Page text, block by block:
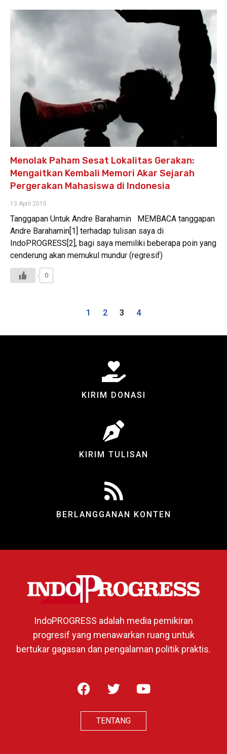
Menolak Paham Sesat Lokalitas Gerakan:
Mengaitkan Kembali Memori Akar Sejarah
Pergerakan Mahasiswa di Indonesia
13 April 2015
Tanggapan Untuk Andre Barahamin MEMBACA tanggapan
Andre Barahamin[1] terhadap tulisan saya di
IndoPROGRESS[2], bagi saya memiliki beberapa poin yang
cenderung akan memukul mundur (regresif)
0
1 2 3 4
KIRIM DONASI
KIRIM TULISAN
BERLANGGANAN KONTEN
IndoPROGRESS adalah media pemikiran
progresif yang menawarkan ruang untuk
bertukar gagasan dan pengalaman politik praktis.
TENTANG